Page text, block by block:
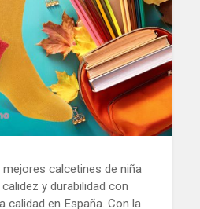
calcetines de niña
y durabilidad con
calidad en España. Con la